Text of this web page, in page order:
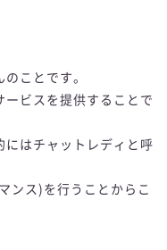
ことです。
ービスを提供することで
にはチャットレディと呼
ンス)を行うことからこ